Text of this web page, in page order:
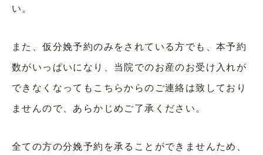
い。
また、仮分娩予約のみをされている方でも、本予約
数がいっぱいになり、当院でのお産のお受け入れが
できなくなってもこちらからのご連絡は致しており
ませんので、あらかじめご了承ください。
全ての方の分娩予約を承ることができませんため、